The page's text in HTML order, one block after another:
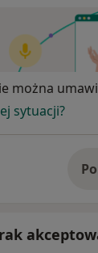
można
sytuacji?